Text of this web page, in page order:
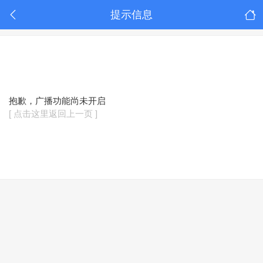
提示信息
抱歉，广播功能尚未开启
[ 点击这里返回上一页 ]